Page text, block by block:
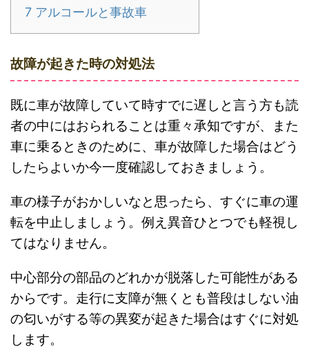
7 アルコールと事故車
故障が起きた時の対処法
既に車が故障していて時すでに遅しと言う方も読
者の中にはおられることは重々承知ですが、また
車に乗るときのために、車が故障した場合はどう
したらよいか今一度確認しておきましょう。
車の様子がおかしいなと思ったら、すぐに車の運
転を中止しましょう。例え異音ひとつでも軽視し
てはなりません。
中心部分の部品のどれかが脱落した可能性がある
からです。走行に支障が無くとも普段はしない油
の匂いがする等の異変が起きた場合はすぐに対処
します。